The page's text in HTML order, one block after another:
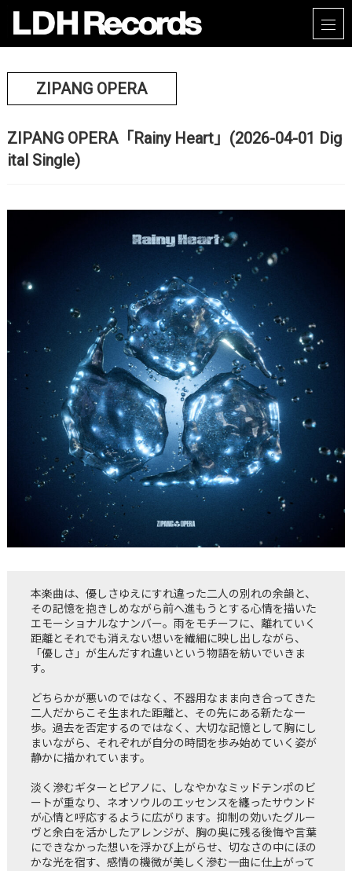
ZIPANG OPERA
ZIPANG OPERA「Rainy Heart」(2026-04-01 Dig
ital Single)
本楽曲は、優しさゆえにすれ違った二人の別れの余韻と、
その記憶を抱きしめながら前へ進もうとする心情を描いた
エモーショナルなナンバー。雨をモチーフに、離れていく
距離とそれでも消えない想いを繊細に映し出しながら、
「優しさ」が生んだすれ違いという物語を紡いでいきま
す。
どちらかが悪いのではなく、不器用なまま向き合ってきた
二人だからこそ生まれた距離と、その先にある新たな一
歩。過去を否定するのではなく、大切な記憶として胸にし
まいながら、それぞれが自分の時間を歩み始めていく姿が
静かに描かれています。
淡く滲むギターとピアノに、しなやかなミッドテンポのビ
ートが重なり、ネオソウルのエッセンスを纏ったサウンド
が心情と呼応するように広がります。抑制の効いたグルー
ヴと余白を活かしたアレンジが、胸の奥に残る後悔や言葉
にできなかった想いを浮かび上がらせ、切なさの中にほの
かな光を宿す、感情の機微が美しく滲む一曲に仕上がって